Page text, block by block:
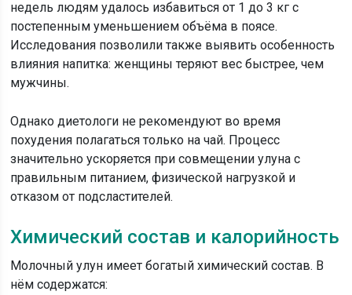
недель людям удалось избавиться от 1 до 3 кг с
постепенным уменьшением объёма в поясе.
Исследования позволили также выявить особенность
влияния напитка: женщины теряют вес быстрее, чем
мужчины.
Однако диетологи не рекомендуют во время
похудения полагаться только на чай. Процесс
значительно ускоряется при совмещении улуна с
правильным питанием, физической нагрузкой и
отказом от подсластителей.
Химический состав и калорийность
Молочный улун имеет богатый химический состав. В
нём содержатся: